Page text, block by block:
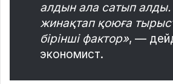
алдын ала сатып алды.
жинақтап қоюға
бірінші фактор», —
экономист.